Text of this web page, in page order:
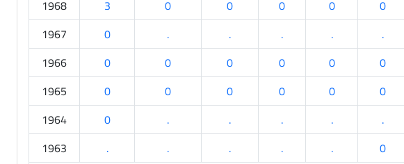
1968
3 0 0 0 0 0
1967
0 . . . . .
1966
0 0 0 0 0 0
1965
0 0 0 0 0 0
1964
0 . . . . .
1963
. . . . . 0